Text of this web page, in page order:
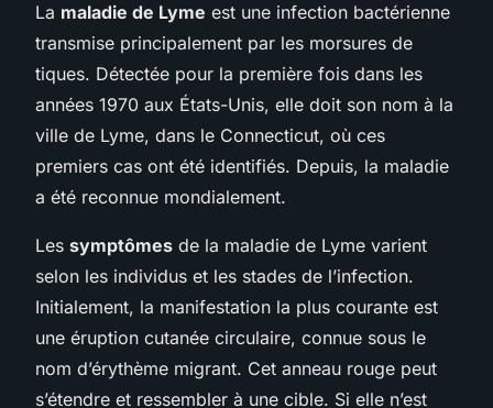
La maladie de Lyme est une infection bactérienne
transmise principalement par les morsures de
tiques. Détectée pour la première fois dans les
années 1970 aux États-Unis, elle doit son nom à la
ville de Lyme, dans le Connecticut, où ces
premiers cas ont été identifiés. Depuis, la maladie
a été reconnue mondialement.
Les symptômes de la maladie de Lyme varient
selon les individus et les stades de l’infection.
Initialement, la manifestation la plus courante est
une éruption cutanée circulaire, connue sous le
nom d’érythème migrant. Cet anneau rouge peut
s’étendre et ressembler à une cible. Si elle n’est